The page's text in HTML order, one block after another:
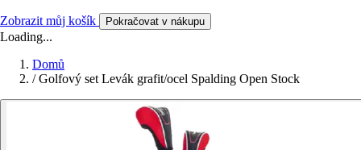
Zobrazit můj košík Pokračovat v nákupu
Loading...
Domů
/ Golfový set Levák grafit/ocel Spalding Open Stock